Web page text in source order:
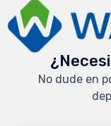
No dude en